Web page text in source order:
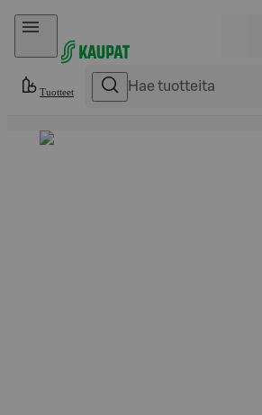
Hyppää sisältöön
Tuotteet